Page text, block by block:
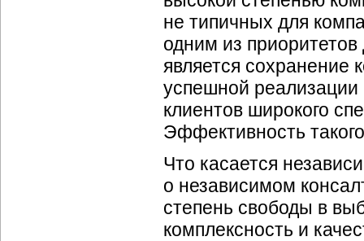
не типичных для
одним из
является
успешной реализации
клиентов широкого
Эффективность
Что касается
о независимом
степень свободы в
комплексность и